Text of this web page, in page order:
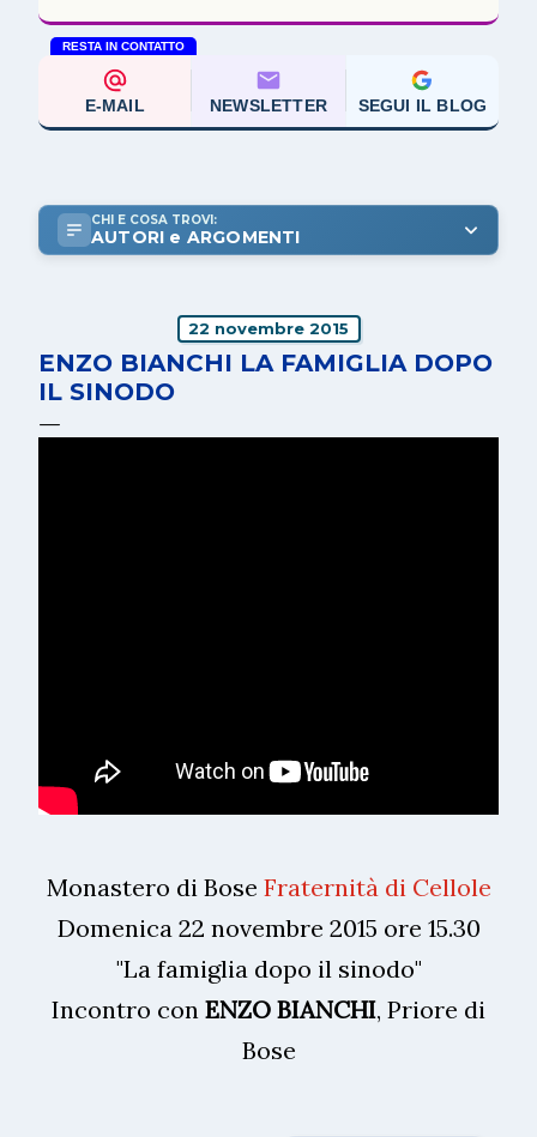
RESTA IN CONTATTO
E-MAIL NEWSLETTER SEGUI IL BLOG
CHI E COSA TROVI:
AUTORI e ARGOMENTI
22 novembre 2015
ENZO BIANCHI LA FAMIGLIA DOPO
IL SINODO
Monastero di Bose Fraternità di Cellole
Domenica 22 novembre 2015 ore 15.30
"La famiglia dopo il sinodo"
Incontro con ENZO BIANCHI, Priore di
Bose